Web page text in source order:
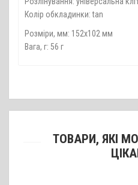
Колір обкладинки: tan
Розміри, мм: 152х102 мм
Вага, г: 56 г
ТОВАРИ, ЯКІ